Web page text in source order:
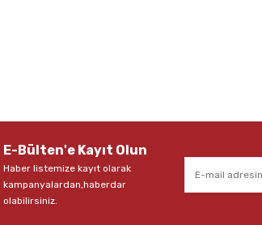
E-Bülten'e Kayıt Olun
Haber listemize kayıt olarak
kampanyalardan,haberdar
olabilirsiniz.